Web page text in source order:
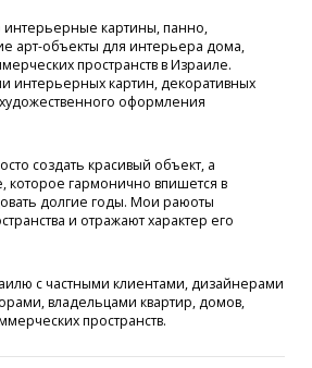
интерьерные картины, панно,
арт-объекты для интерьера дома,
пространств в Израиле.
интерьерных картин, декоративных
оформления
создать красивый объект, а
которое гармонично впишется в
долгие годы. Мои раюоты
и отражают характер его
с частными клиентами, дизайнерами
владельцами квартир, домов,
пространств.